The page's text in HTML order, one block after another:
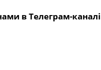
в Телеграм-каналі